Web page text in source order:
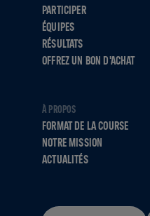
PARTICIPER
ÉQUIPES
RÉSULTATS
OFFREZ UN BON D'ACHAT
À PROPOS
FORMAT DE LA COURSE
NOTRE MISSION
ACTUALITÉS